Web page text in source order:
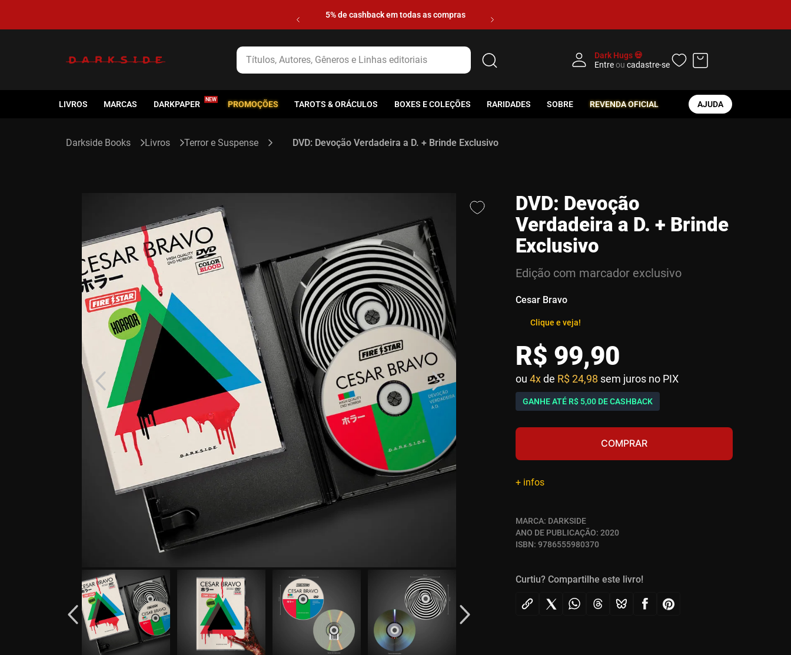
5% de cashback em todas as compras
Títulos, Autores, Gêneros e Linhas editoriais
Dark Hugs 💀
Entreou cadastre-se
LIVROS MARCAS DARKPAPER PROMOÇÕES TAROTS & ORÁCULOS BOXES E COLEÇÕES RARIDADES SOBRE REVENDA OFICIAL AJUDA
Livros Terror e Suspense DVD: Devoção Verdadeira a D. + Brinde Exclusivo
DVD: Devoção
Verdadeira a D. + Brinde
Exclusivo
Edição com marcador exclusivo
Cesar Bravo
Clique e veja!
R$ 99,90
ou 4xde R$ 24,98 sem juros no PIX
GANHE ATÉ R$ 5,00 DE CASHBACK
COMPRAR
+ infos
MARCA: DARKSIDE
ANO DE PUBLICAÇÃO: 2020
ISBN: 9786555980370
Curtiu? Compartilhe este livro!